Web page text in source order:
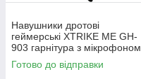
Навушники дротові
геймерські XTRIKE ME GH-
903 гарнітура з мікрофоном
та підсвічуванням Black/red
Готово до відправки